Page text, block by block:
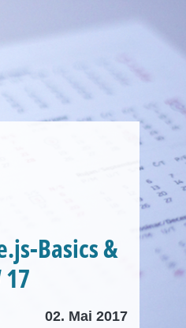
Basics &
02. Mai 2017